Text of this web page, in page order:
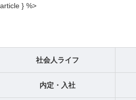
article } %>
社会人ライフ
内定・入社